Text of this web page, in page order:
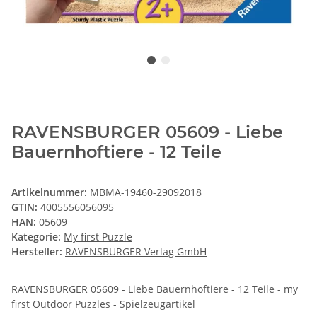
RAVENSBURGER 05609 - Liebe
Bauernhoftiere - 12 Teile
Artikelnummer: MBMA-19460-29092018
GTIN: 4005556056095
HAN: 05609
Kategorie: My first Puzzle
Hersteller: RAVENSBURGER Verlag GmbH
RAVENSBURGER 05609 - Liebe Bauernhoftiere - 12 Teile - my
first Outdoor Puzzles - Spielzeugartikel